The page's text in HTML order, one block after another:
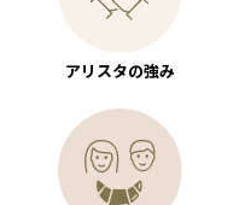
アリスタの強み